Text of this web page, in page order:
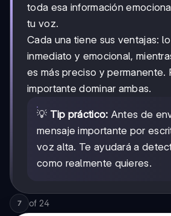
toda esa información
tu voz.
Cada una tiene sus ventajas:
inmediato y emocional,
es más preciso y permanente.
importante dominar ambas.
💡 Tip práctico: Antes de
mensaje importante por
voz alta. Te ayudará a
como realmente quieres.
7 of 24